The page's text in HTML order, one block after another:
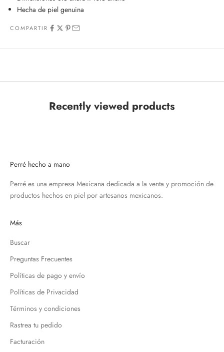
Hecha de piel genuina
COMPARTIR
Recently viewed products
Perré hecho a mano
Perré es una empresa Mexicana dedicada a la venta y promoción de
productos hechos en piel por artesanos mexicanos.
Más
Buscar
Preguntas Frecuentes
Políticas de pago y envío
Políticas de Privacidad
Términos y condiciones
Rastrea tu pedido
Facturación